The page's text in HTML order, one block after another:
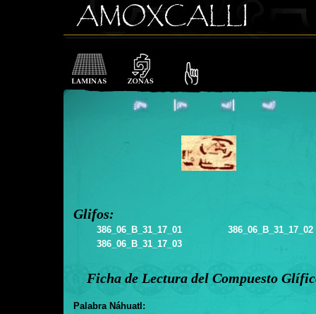
Glifos:
386_06_B_31_17_01
386_06_B_31_17_02
386_06_B_31_17_03
Ficha de Lectura del Compuesto
Palabra Náhuatl: